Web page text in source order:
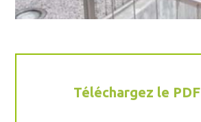
Téléchargez le PDF